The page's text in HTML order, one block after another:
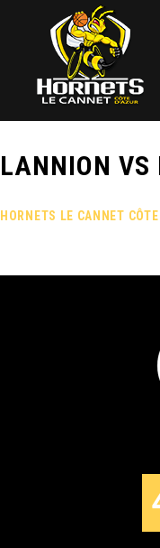
LANNION VS
HORNETS LE CANNET